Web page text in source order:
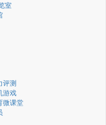
室
评测
游戏
微课堂